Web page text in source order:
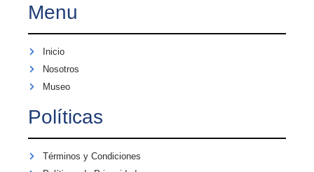
Menu
Inicio
Nosotros
Museo
Políticas
Términos y Condiciones